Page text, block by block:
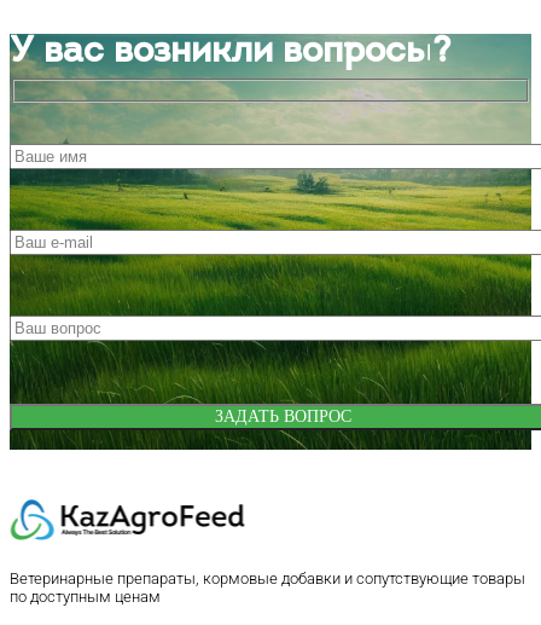
У вас возникли вопросы?
Ветеринарные препараты, кормовые добавки и сопутствующие товары
по доступным ценам